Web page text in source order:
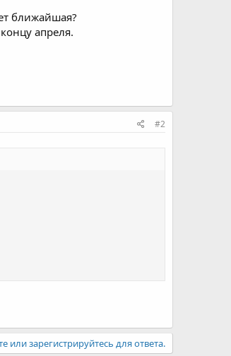
ближайшая?
апреля.
#2
или зарегистрируйтесь для ответа.